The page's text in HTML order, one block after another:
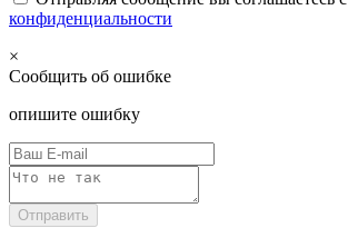
конфиденциальности
×
Сообщить об ошибке
опишите ошибку
Отправить